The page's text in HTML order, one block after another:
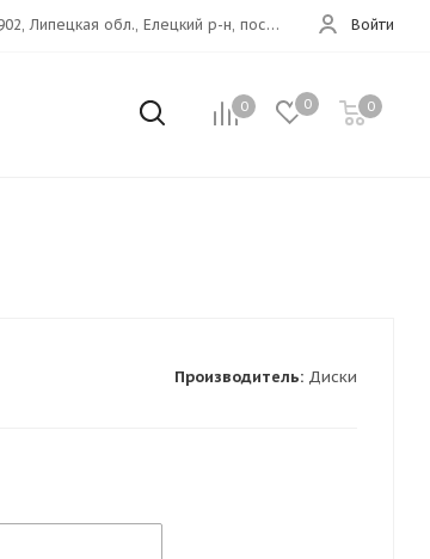
Войти
398902, Липецкая обл., Елецкий р-н, пос.Хмелинец(Дон 373 км)
0 0 0
Производитель: Диски